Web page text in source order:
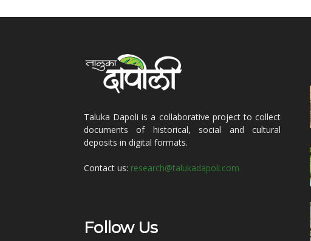
Taluka Dapoli is a collaborative project to collect
documents of historical, social and cultural
deposits in digital formats.
Contact us: research@talukadapoli.com
Follow Us